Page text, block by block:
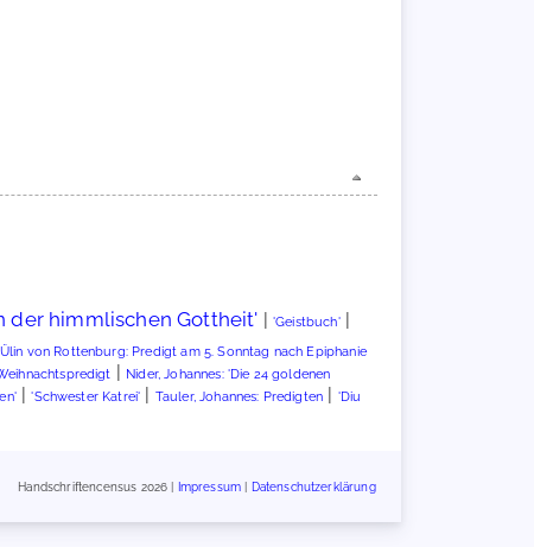
der himmlischen Gottheit' | 'Geistbuch'|
von Rottenburg: Predigt am 5. Sonntag nach Epiphanie
| Nider, Johannes: 'Die 24 goldenen
|'Schwester Katrei' | Tauler, Johannes: Predigten | 'Diu
Handschriftencensus 2026 | Impressum Datenschutzerklärung